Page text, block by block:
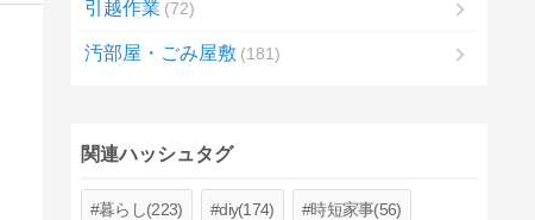
引越作業 72
汚部屋・ごみ屋敷 181
関連ハッシュタグ
暮らし(223) diy(174) 時短家事(56)